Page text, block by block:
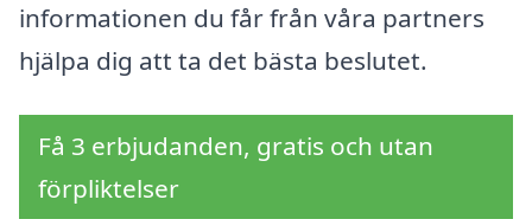
informationen du får från våra partners
hjälpa dig att ta det bästa beslutet.
Få 3 erbjudanden, gratis och utan
förpliktelser